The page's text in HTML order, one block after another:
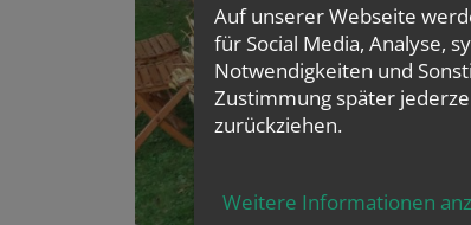
Auf unserer Webseite
für Social Media, Analyse,
Notwendigkeiten und
Zustimmung später
zurückziehen.
Weitere Informationen